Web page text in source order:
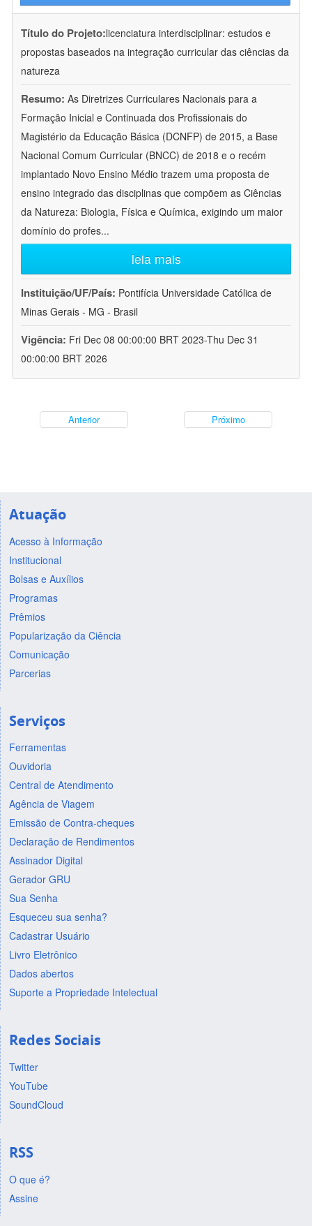
Título do Projeto:licenciatura interdisciplinar: estudos e
propostas baseados na integração curricular das ciências da
natureza
Resumo: As Diretrizes Curriculares Nacionais para a
Formação Inicial e Continuada dos Profissionais do
Magistério da Educação Básica (DCNFP) de 2015, a Base
Nacional Comum Curricular (BNCC) de 2018 e o recém
implantado Novo Ensino Médio trazem uma proposta de
ensino integrado das disciplinas que compõem as Ciências
da Natureza: Biologia, Física e Química, exigindo um maior
domínio do profes...
leia mais
Instituição/UF/País: Pontifícia Universidade Católica de
Minas Gerais - MG - Brasil
Vigência: Fri Dec 08 00:00:00 BRT 2023-Thu Dec 31
00:00:00 BRT 2026
Anterior Próximo
Atuação
Acesso à Informação
Institucional
Bolsas e Auxílios
Programas
Prêmios
Popularização da Ciência
Comunicação
Parcerias
Serviços
Ferramentas
Ouvidoria
Central de Atendimento
Agência de Viagem
Emissão de Contra-cheques
Declaração de Rendimentos
Assinador Digital
Gerador GRU
Sua Senha
Esqueceu sua senha?
Cadastrar Usuário
Livro Eletrônico
Dados abertos
Suporte a Propriedade Intelectual
Redes Sociais
Twitter
YouTube
SoundCloud
RSS
O que é?
Assine